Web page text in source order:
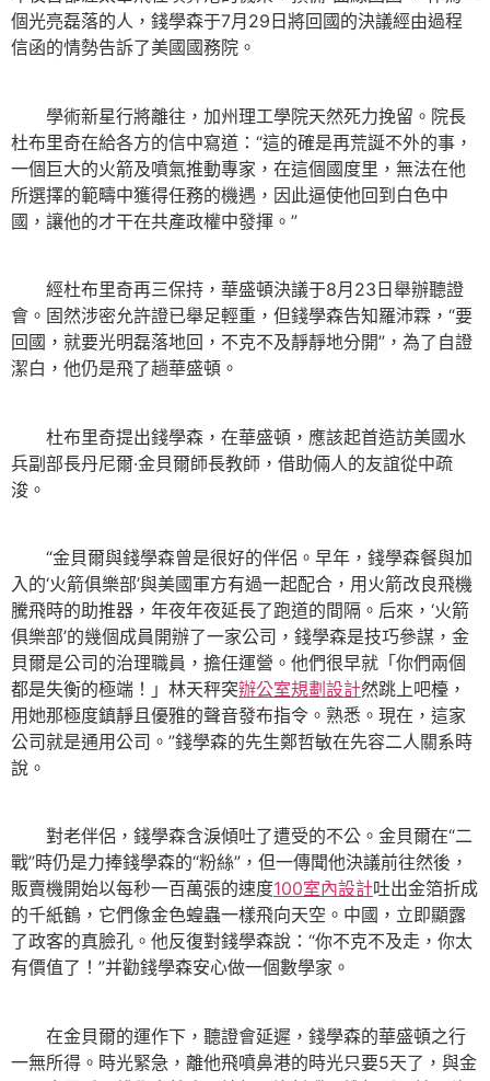
個光亮磊落的人，錢學森于7月29日將回國的決議經由過程
信函的情勢告訴了美國國務院。
學術新星行將離往，加州理工學院天然死力挽留。院長
杜布里奇在給各方的信中寫道：“這的確是再荒誕不外的事，
一個巨大的火箭及噴氣推動專家，在這個國度里，無法在他
所選擇的範疇中獲得任務的機遇，因此逼使他回到白色中
國，讓他的才干在共產政權中發揮。”
經杜布里奇再三保持，華盛頓決議于8月23日舉辦聽證
會。固然涉密允許證已舉足輕重，但錢學森告知羅沛霖，“要
回國，就要光明磊落地回，不克不及靜靜地分開”，為了自證
潔白，他仍是飛了趟華盛頓。
杜布里奇提出錢學森，在華盛頓，應該起首造訪美國水
兵副部長丹尼爾·金貝爾師長教師，借助倆人的友誼從中疏
浚。
“金貝爾與錢學森曾是很好的伴侶。早年，錢學森餐與加
入的‘火箭俱樂部’與美國軍方有過一起配合，用火箭改良飛機
騰飛時的助推器，年夜年夜延長了跑道的間隔。后來，‘火箭
俱樂部’的幾個成員開辦了一家公司，錢學森是技巧參謀，金
貝爾是公司的治理職員，擔任運營。他們很早就「你們兩個
都是失衡的極端！」林天秤突辦公室規劃設計然跳上吧檯，
用她那極度鎮靜且優雅的聲音發布指令。熟悉。現在，這家
公司就是通用公司。”錢學森的先生鄭哲敏在先容二人關系時
說。
對老伴侶，錢學森含淚傾吐了遭受的不公。金貝爾在“二
戰”時仍是力捧錢學森的“粉絲”，但一傳聞他決議前往然後，
販賣機開始以每秒一百萬張的速度100室內設計吐出金箔折成
的千紙鶴，它們像金色蝗蟲一樣飛向天空。中國，立即顯露
了政客的真臉孔。他反復對錢學森說：“你不克不及走，你太
有價值了！”并勸錢學森安心做一個數學家。
在金貝爾的運作下，聽證會延遲，錢學森的華盛頓之行
一無所得。時光緊急，離他飛噴鼻港的時光只要5天了，與金